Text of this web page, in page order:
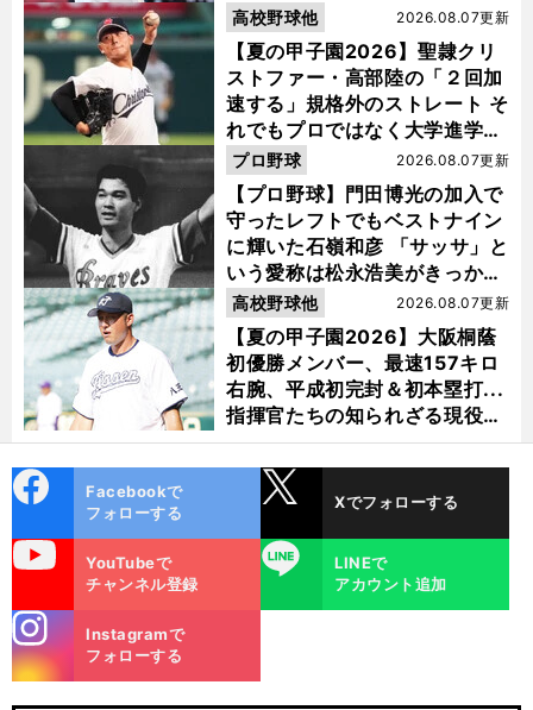
【夏の甲子園2026】聖隷クリ
ストファー・高部陸の「２回加
速する」規格外のストレート そ
れでもプロではなく大学進学を
選ぶ理由
2026.08.07更新
高校野球他
【プロ野球】門田博光の加入で
守ったレフトでもベストナイン
に輝いた石嶺和彦 「サッサ」と
いう愛称は松永浩美がきっか
け？
2026.08.07更新
プロ野球
【夏の甲子園2026】大阪桐蔭
初優勝メンバー、最速157キロ
右腕、平成初完封＆初本塁打...
指揮官たちの知られざる現役時
代
2026.08.07更新
高校野球他
ok
Facebookで
フォローする
Xでフォローする
YouTubeで
チャンネル登録
LINE
LINEで
アカウント追加
m
Instagramで
フォローする